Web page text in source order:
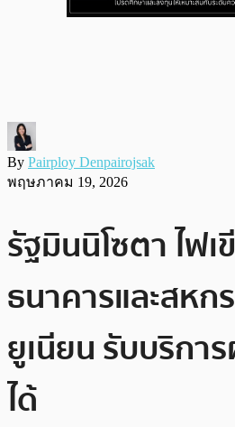
By Pairploy Denpairojsak
พฤษภาคม 19, 2026
รัฐมินนิโซตา ไฟเ
ธนาคารและสห
ยูเนียน รับบริกา
ได้